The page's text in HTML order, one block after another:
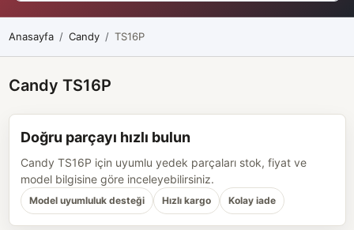
Anasayfa Candy TS16P
Candy TS16P
Doğru parçayı hızlı bulun
Candy TS16P için uyumlu yedek parçaları stok, fiyat ve
model bilgisine göre inceleyebilirsiniz.
Model uyumluluk desteği Hızlı kargo Kolay iade